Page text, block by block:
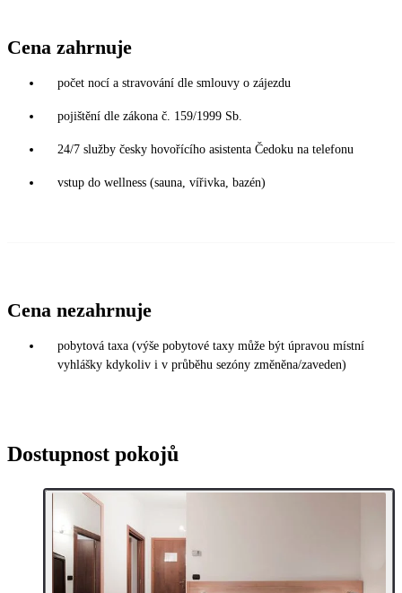
Cena zahrnuje
počet nocí a stravování dle smlouvy o zájezdu
pojištění dle zákona č. 159/1999 Sb.
24/7 služby česky hovořícího asistenta Čedoku na telefonu
vstup do wellness (sauna, vířivka, bazén)
Cena nezahrnuje
pobytová taxa (výše pobytové taxy může být úpravou místní
vyhlášky kdykoliv i v průběhu sezóny změněna/zaveden)
Dostupnost pokojů